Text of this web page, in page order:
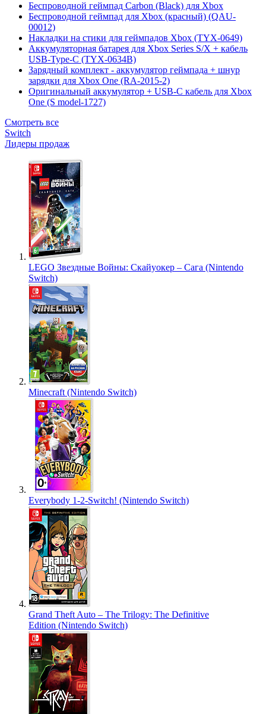
Беспроводной геймпад Carbon (Black) для Xbox
Беспроводной геймпад для Xbox (красный) (QAU-
00012)
Накладки на стики для геймпадов Xbox (TYX-0649)
Аккумуляторная батарея для Xbox Series S/X + кабель
USB-Type-C (TYX-0634B)
Зарядный комплект - аккумулятор геймпада + шнур
зарядки для Xbox One (RA-2015-2)
Оригинальный аккумулятор + USB-C кабель для Xbox
One (S model-1727)
Смотреть все
Switch
Лидеры продаж
LEGO Звездные Войны: Скайуокер – Сага (Nintendo
Switch)
Minecraft (Nintendo Switch)
Everybody 1-2-Switch! (Nintendo Switch)
Grand Theft Auto – The Trilogy: The Definitive
Edition (Nintendo Switch)